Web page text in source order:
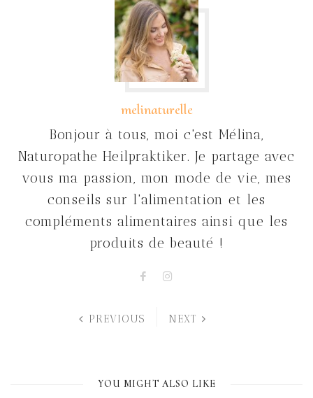
melinaturelle
Bonjour à tous, moi c'est Mélina,
Naturopathe Heilpraktiker. Je partage avec
vous ma passion, mon mode de vie, mes
conseils sur l'alimentation et les
compléments alimentaires ainsi que les
produits de beauté !
PREVIOUS NEXT
YOU MIGHT ALSO LIKE